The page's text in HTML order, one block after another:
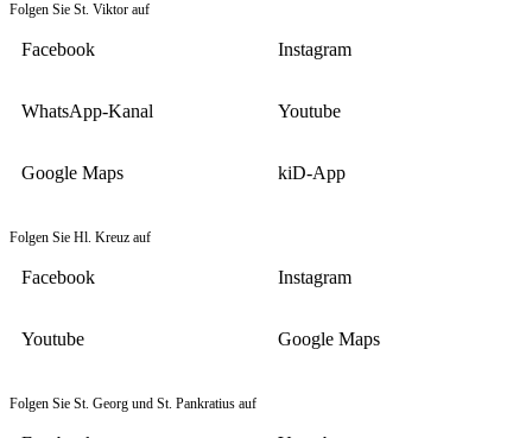
Folgen Sie St. Viktor auf
Facebook Instagram
WhatsApp-Kanal Youtube
Google Maps kiD-App
Folgen Sie Hl. Kreuz auf
Facebook Instagram
Youtube Google Maps
Folgen Sie St. Georg und St. Pankratius auf